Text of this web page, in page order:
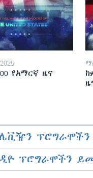
የአማርኛ ዜና
ፕሮግራሞችን
ፕሮግራሞችን